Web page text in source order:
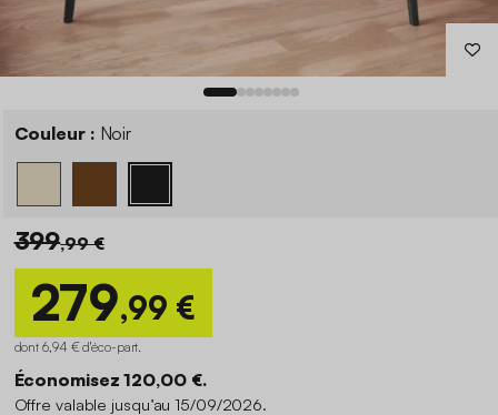
Couleur : Noir
399,99 €
279,99 €
dont 6,94 € d'éco-part.
Économisez 120,00 €.
Offre valable jusqu’au 15/09/2026.